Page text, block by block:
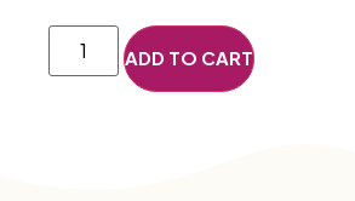
ADD TO CART